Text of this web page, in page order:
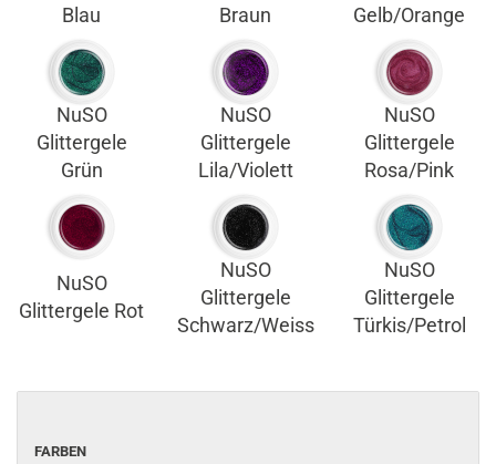
Blau
Braun
Gelb/Orange
NuSO
Glittergele
Grün
NuSO
Glittergele
Lila/Violett
NuSO
Glittergele
Rosa/Pink
NuSO
Glittergele Rot
NuSO
Glittergele
Schwarz/Weiss
NuSO
Glittergele
Türkis/Petrol
FARBEN